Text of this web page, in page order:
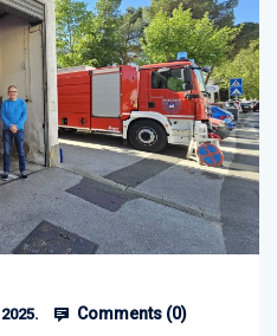
Comments (0)